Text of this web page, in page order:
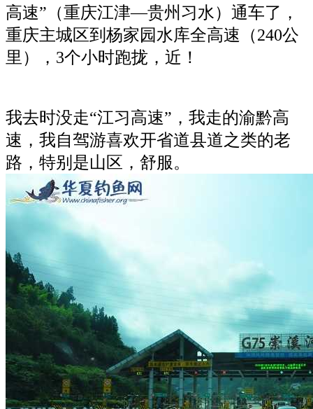
高速”（重庆江津—贵州习水）通车了，
重庆主城区到杨家园水库全高速（240公
里），3个小时跑拢，近！
我去时没走“江习高速”，我走的渝黔高
速，我自驾游喜欢开省道县道之类的老
路，特别是山区，舒服。